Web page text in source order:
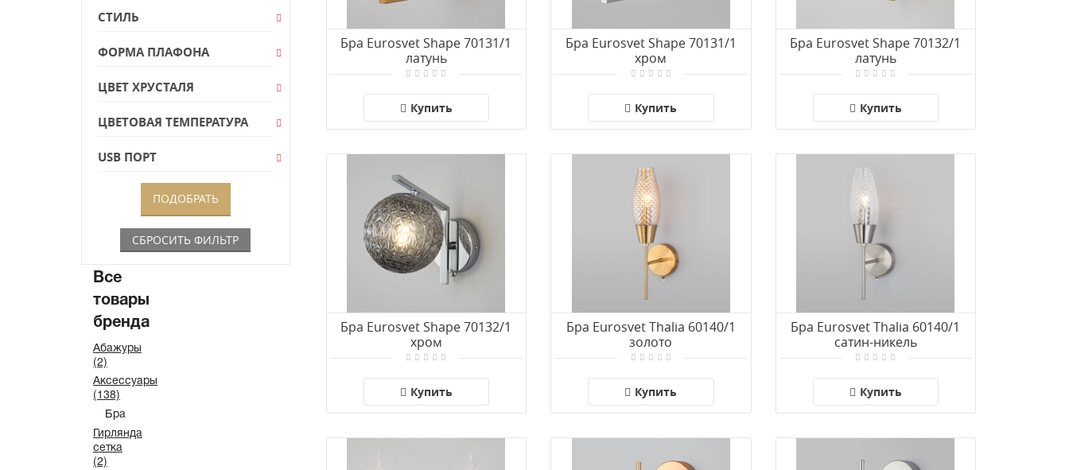
Namat
Natali Kovaltseva
NOVOTECH
Nowodvorski
Omnilux
OZCAN
R.A.M.
SEVINC
Sigma
Sollux
ST Luce
TK Lighting
Toscom
Velante
Vele Luce
СТИЛЬ
ФОРМА ПЛАФОНА
ЦВЕТ ХРУСТАЛЯ
ЦВЕТОВАЯ ТЕМПЕРАТУРА
USB ПОРТ
Все
товары
бренда
Абажуры
(2)
Аксессуары
(138)
Бра
Гирлянда
сетка
(2)
Бра Eurosvet Shape 70131/1
латунь
Купить
Бра Eurosvet Shape 70131/1
хром
Купить
Бра Eurosvet Shape 70132/1
латунь
Купить
Бра Eurosvet Shape 70132/1
хром
Купить
Бра Eurosvet Thalia 60140/1
золото
Купить
Бра Eurosvet Thalia 60140/1
сатин-никель
Купить